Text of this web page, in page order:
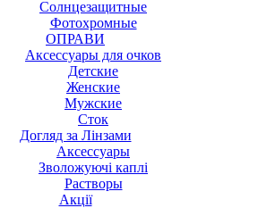
Солнцезащитные
Фотохромные
ОПРАВИ
Аксессуары для очков
Детские
Женские
Мужские
Сток
Догляд за Лінзами
Аксессуары
Зволожуючі каплі
Растворы
Акції